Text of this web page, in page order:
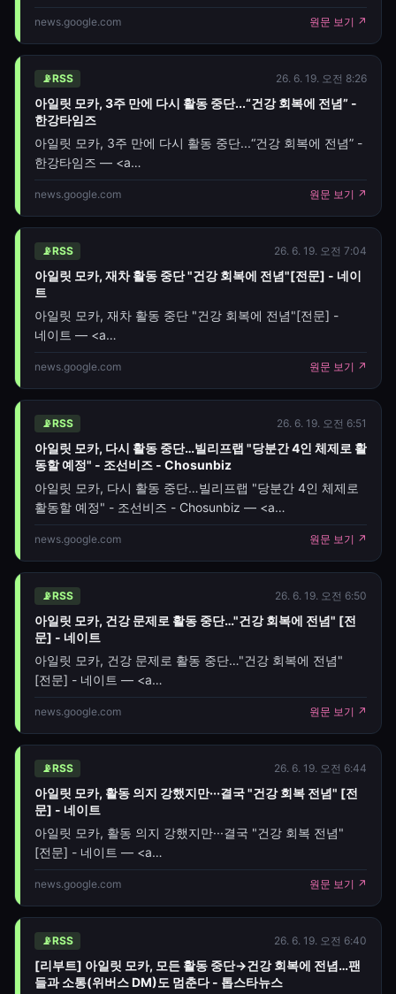
넘어지더니 의식을 잃었다 며 심정지
상태였고 소변까지 실금했다 고
href="https://news.google.com/rss/articles/
oc=5" target="_blank">아일릿 모카, 복귀 3주 만에 활동
중단 "과도한 긴장
news.google.com 원문 보기 ↗
📡RSS 26. 6. 19. 오전 8:26
아일릿 모카, 3주 만에 다시 활동 중단...“건강 회복에 전념” -
한강타임즈
아일릿 모카, 3주 만에 다시 활동 중단...“건강 회복에 전념” -
한강타임즈 — <a
href="https://news.google.com/rss/articles/
oc=5" target="_blank">아일릿 모카, 3주 만에 다시
news.google.com 원문 보기 ↗
📡RSS 26. 6. 19. 오전 7:04
아일릿 모카, 재차 활동 중단 "건강 회복에 전념"[전문] - 네이
트
아일릿 모카, 재차 활동 중단 "건강 회복에 전념"[전문] -
네이트 — <a
href="https://news.google.com/rss/articles/
oc=5" target="_blank">아일릿 모카, 재차 활동 중단 "건강
회복에 전념"[전문]</a>&nbsp;&nbsp;<font
news.google.com 원문 보기 ↗
📡RSS 26. 6. 19. 오전 6:51
아일릿 모카, 다시 활동 중단…빌리프랩 "당분간 4인 체제로 활
동할 예정" - 조선비즈 - Chosunbiz
아일릿 모카, 다시 활동 중단…빌리프랩 "당분간 4인 체제로
활동할 예정" - 조선비즈 - Chosunbiz — <a
href="https://news.google.com/rss/articles/
news.google.com 원문 보기 ↗
📡RSS 26. 6. 19. 오전 6:50
아일릿 모카, 건강 문제로 활동 중단…"건강 회복에 전념" [전
문] - 네이트
아일릿 모카, 건강 문제로 활동 중단…"건강 회복에 전념"
[전문] - 네이트 — <a
href="https://news.google.com/rss/articles/
oc=5" target="_blank">아일릿 모카, 건강 문제로 활동
중단…"건강 회복에 전념
news.google.com 원문 보기 ↗
📡RSS 26. 6. 19. 오전 6:44
아일릿 모카, 활동 의지 강했지만···결국 "건강 회복 전념" [전
문] - 네이트
아일릿 모카, 활동 의지 강했지만···결국 "건강 회복 전념"
[전문] - 네이트 — <a
href="https://news.google.com/rss/articles/
oc=5" target="_blank">아일릿 모카, 활동 의지 강했지만···
결국 "건강 회
news.google.com 원문 보기 ↗
📡RSS 26. 6. 19. 오전 6:40
[리부트] 아일릿 모카, 모든 활동 중단→건강 회복에 전념…팬
들과 소통(위버스 DM)도 멈춘다 - 톱스타뉴스